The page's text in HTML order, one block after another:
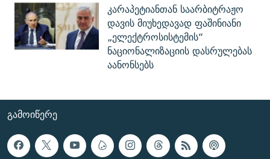
კარაპეტიანთან საარბიტრაჟო
დავის მიუხედავად ფაშინიანი
„ელექტროსისტემის“
ნაციონალიზაციის დასრულებას
აანონსებს
ᲒᲐᲛᲝᲘᲬᲔᲠᲔ